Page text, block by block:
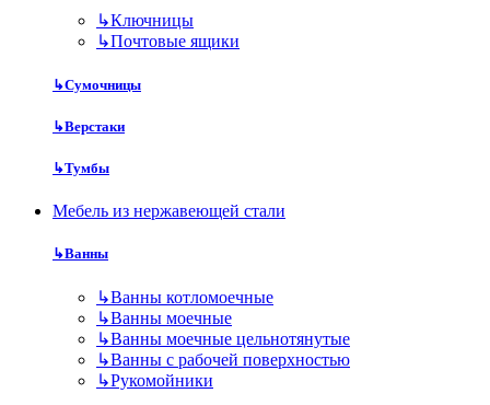
↳Ключницы
↳Почтовые ящики
↳Сумочницы
↳Верстаки
↳Тумбы
Мебель из нержавеющей стали
↳Ванны
↳Ванны котломоечные
↳Ванны моечные
↳Ванны моечные цельнотянутые
↳Ванны с рабочей поверхностью
↳Рукомойники